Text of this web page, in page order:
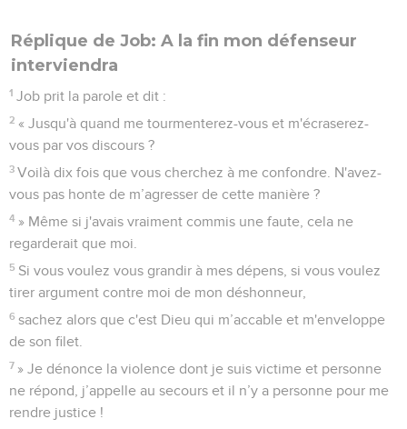
Réplique de Job: A la fin mon défenseur
interviendra
1 Job prit la parole et dit :
2 « Jusqu'à quand me tourmenterez-vous et m'écraserez-
vous par vos discours ?
3 Voilà dix fois que vous cherchez à me confondre. N'avez-
vous pas honte de m’agresser de cette manière ?
4 » Même si j'avais vraiment commis une faute, cela ne
regarderait que moi.
5 Si vous voulez vous grandir à mes dépens, si vous voulez
tirer argument contre moi de mon déshonneur,
6 sachez alors que c'est Dieu qui m’accable et m'enveloppe
de son filet.
7 » Je dénonce la violence dont je suis victime et personne
ne répond, j’appelle au secours et il n’y a personne pour me
rendre justice !